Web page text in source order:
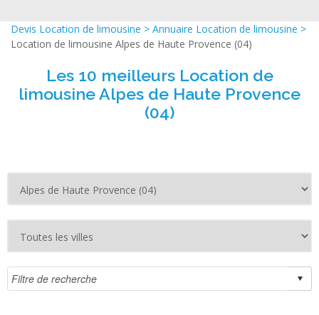
Devis Location de limousine > Annuaire Location de limousine >
Location de limousine Alpes de Haute Provence (04)
Les 10 meilleurs Location de
limousine Alpes de Haute Provence
(04)